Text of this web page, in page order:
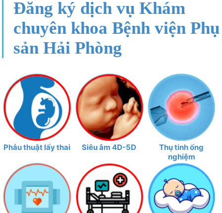
Đăng ký dịch vụ Khám
chuyên khoa Bệnh viện Phụ
sản Hải Phòng
Phẫu thuật lấy thai Siêu âm 4D-5D
Thụ tinh ống
nghiệm